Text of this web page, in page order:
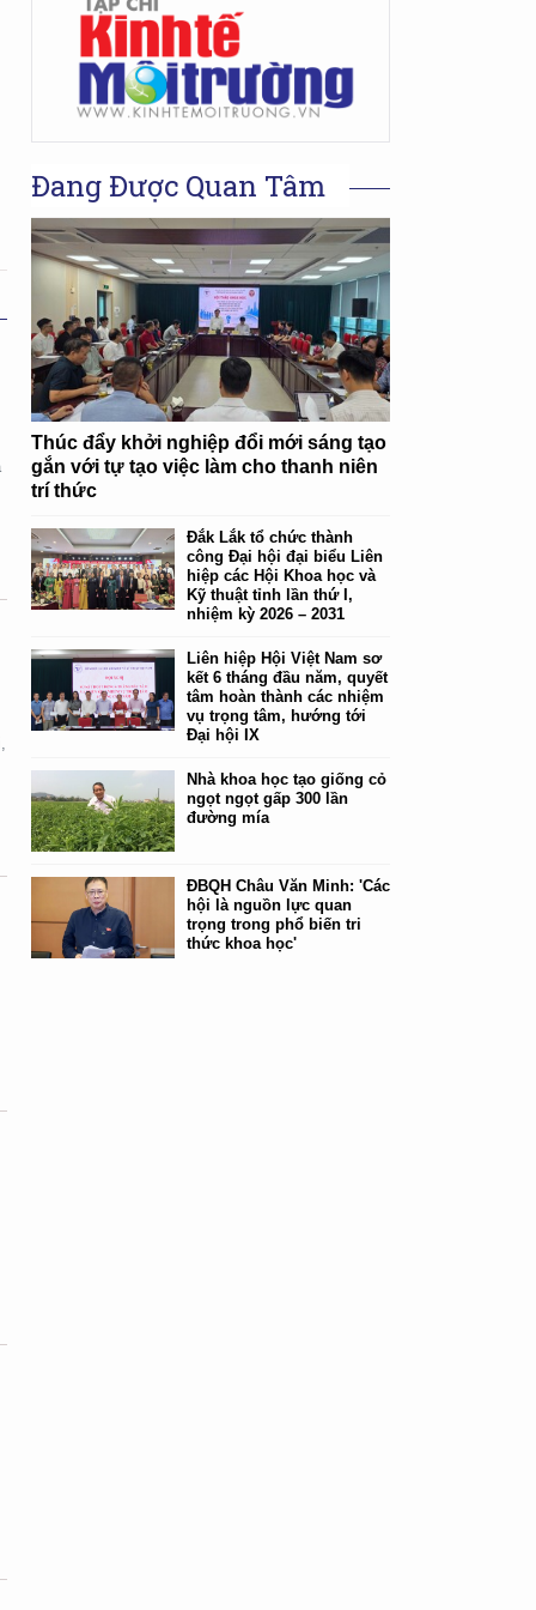
Đang Được Quan Tâm
Thúc đẩy khởi nghiệp đổi mới sáng tạo
gắn với tự tạo việc làm cho thanh niên
trí thức
Đắk Lắk tổ chức thành
công Đại hội đại biểu Liên
hiệp các Hội Khoa học và
Kỹ thuật tỉnh lần thứ I,
nhiệm kỳ 2026 – 2031
Liên hiệp Hội Việt Nam sơ
kết 6 tháng đầu năm, quyết
tâm hoàn thành các nhiệm
vụ trọng tâm, hướng tới
Đại hội IX
Nhà khoa học tạo giống cỏ
ngọt ngọt gấp 300 lần
đường mía
ĐBQH Châu Văn Minh: 'Các
hội là nguồn lực quan
trọng trong phổ biến tri
thức khoa học'